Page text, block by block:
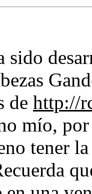
sido
de http://
mío,
tener